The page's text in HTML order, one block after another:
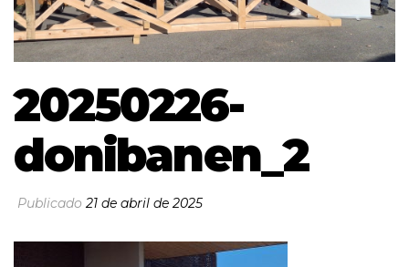
20250226-
donibanen_2
Publicado 21 de abril de 2025